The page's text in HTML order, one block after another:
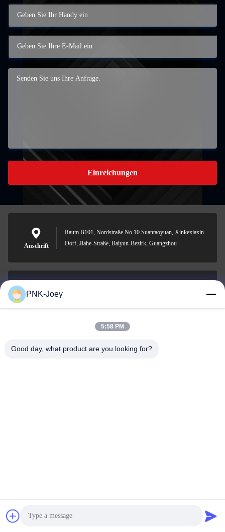
Einreichungen
Anschrift
Raum B101, Nordstraße No.10 Suantaoyuan, Xinkexiaxin-
Dorf, Jiahe-Straße, Baiyun-Bezirk, Guangzhou
E-Mail-Adresse
008613580404923
Guangzhou Xingchao Agriculture Machinery Co., Ltd.
PNK-Joey
5:58 PM
Good day, what product are you looking for?